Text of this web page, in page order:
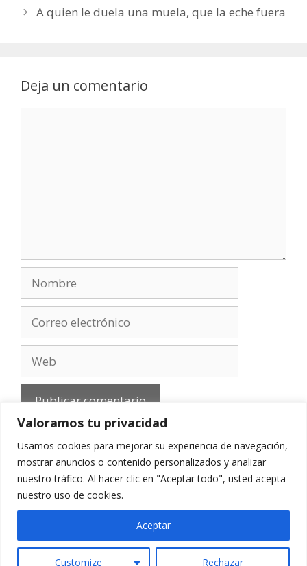
Valoramos tu privacidad
Usamos cookies para mejorar su experiencia de navegación,
mostrar anuncios o contenido personalizados y analizar
nuestro tráfico. Al hacer clic en "Aceptar todo", usted acepta
nuestro uso de cookies.
Customize Rechazar
Aceptar
A quien le duela una muela, que la eche fuera
Deja un comentario
electrónico
Aviso Legal-Política de privacidad
Contacto